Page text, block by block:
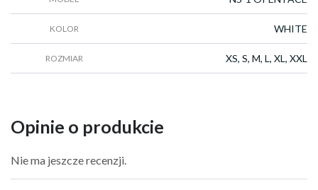
KOLOR WHITE
ROZMIAR XS, S, M, L, XL, XXL
Opinie o produkcie
Nie ma jeszcze recenzji.